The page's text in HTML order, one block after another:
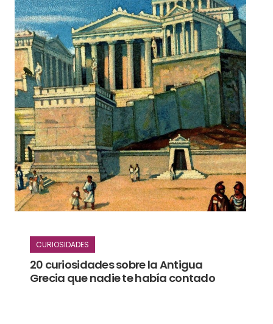
CURIOSIDADES
20 curiosidades sobre la Antigua
Grecia que nadie te había contado